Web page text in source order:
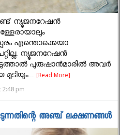
ന്യൂജനറേഷന്‍
എന്തൊക്കെയാ
ന്യൂജനറേഷന്‍
പുരുഷാന്‍മാരില്‍ അവര്‍
മുടിയും...[Read More]
pm
അഞ്ച് ലക്ഷണങ്ങള്‍